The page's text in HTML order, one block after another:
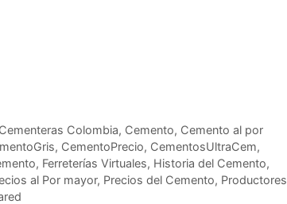
Cementeras Colombia, Cemento, Cemento al por
, CementoPrecio, CementosUltraCem,
, Ferreterías Virtuales, Historia del Cemento,
al Por mayor, Precios del Cemento, Productores